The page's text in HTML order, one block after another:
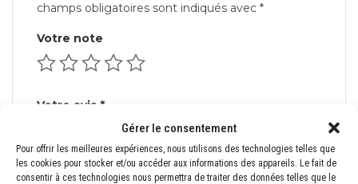
Gérer le consentement
Pour offrir les meilleures expériences, nous utilisons des technologies telles que
les cookies pour stocker et/ou accéder aux informations des appareils. Le fait de
consentir à ces technologies nous permettra de traiter des données telles que le
champs obligatoires sont indiqués avec *
Votre note
Votre avis *